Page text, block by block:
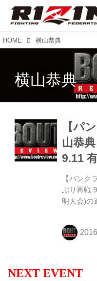
HOME 横山恭典
横山恭典
【パ
山恭
9.11
【パンク
ぶり再戦
明大会)の
は2015年
決勝で対
NEXT EVENT